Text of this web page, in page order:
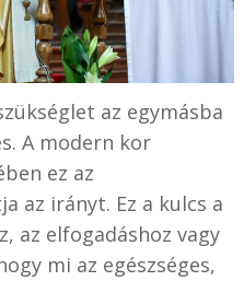
az egymásba
A modern kor
ez az
az irányt. Ez a kulcs a
az elfogadáshoz vagy
mi az egészséges,